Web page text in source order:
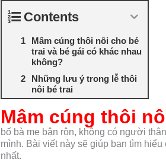
Contents
Mâm cúng thôi nôi cho bé
trai và bé gái có khác nhau
không?
Những lưu ý trong lễ thôi
nôi bé trai
Mâm cúng thôi
bố bà mẹ bận rộn, không có người
mình. Bài viết này sẽ giúp bạn tìm
nhất.